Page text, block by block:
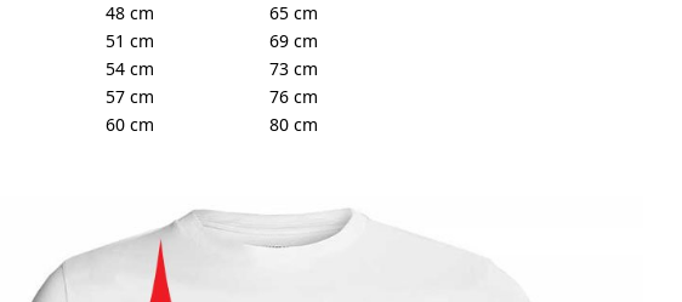
48 cm
65 cm
51 cm
69 cm
54 cm
73 cm
57 cm
76 cm
60 cm 80 cm